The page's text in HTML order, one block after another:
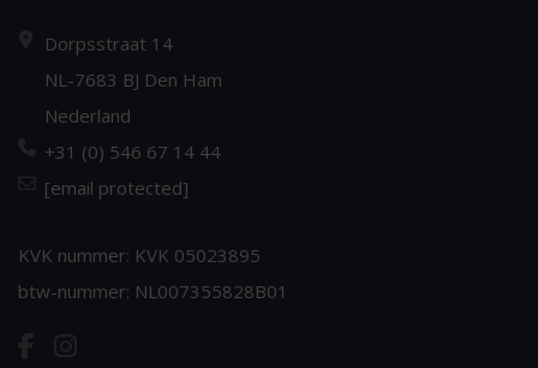
Dorpsstraat 14
NL-7683 BJ Den Ham
Nederland
+31 (0) 546 67 14 44
[email protected]
KVK nummer: KVK 05023895
btw-nummer: NL007355828B01